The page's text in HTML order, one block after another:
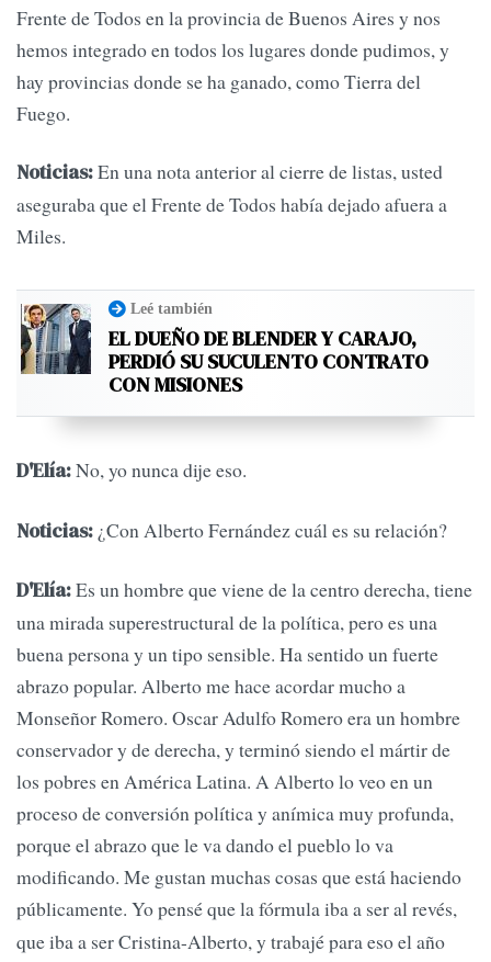
Frente de Todos en la provincia de Buenos Aires y nos
hemos integrado en todos los lugares donde pudimos, y
hay provincias donde se ha ganado, como Tierra del
Fuego.
Noticias:En una nota anterior al cierre de listas, usted
aseguraba que el Frente de Todos había dejado afuera a
Miles.
Leé también
EL DUEÑO DE BLENDER Y CARAJO,
PERDIÓ SU SUCULENTO CONTRATO
CON MISIONES
D'Elía:No, yo nunca dije eso.
Noticias: ¿Con Alberto Fernández cuál es su relación?
D'Elía:Es un hombre que viene de la centro derecha, tiene
una mirada superestructural de la política, pero es una
buena persona y un tipo sensible. Ha sentido un fuerte
abrazo popular. Alberto me hace acordar mucho a
Monseñor Romero. Oscar Adulfo Romero era un hombre
conservador y de derecha, y terminó siendo el mártir de
los pobres en América Latina. A Alberto lo veo en un
proceso de conversión política y anímica muy profunda,
porque el abrazo que le va dando el pueblo lo va
modificando. Me gustan muchas cosas que está haciendo
públicamente. Yo pensé que la fórmula iba a ser al revés,
que iba a ser Cristina-Alberto, y trabajé para eso el año